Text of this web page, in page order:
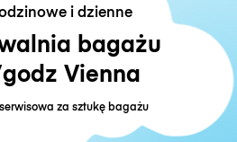
i dzienne
bagażu
Vienna
za sztukę bagażu